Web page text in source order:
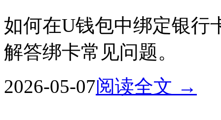
如何在U钱包中绑定银行
解答绑卡常见问题。
2026-05-07阅读全文 →